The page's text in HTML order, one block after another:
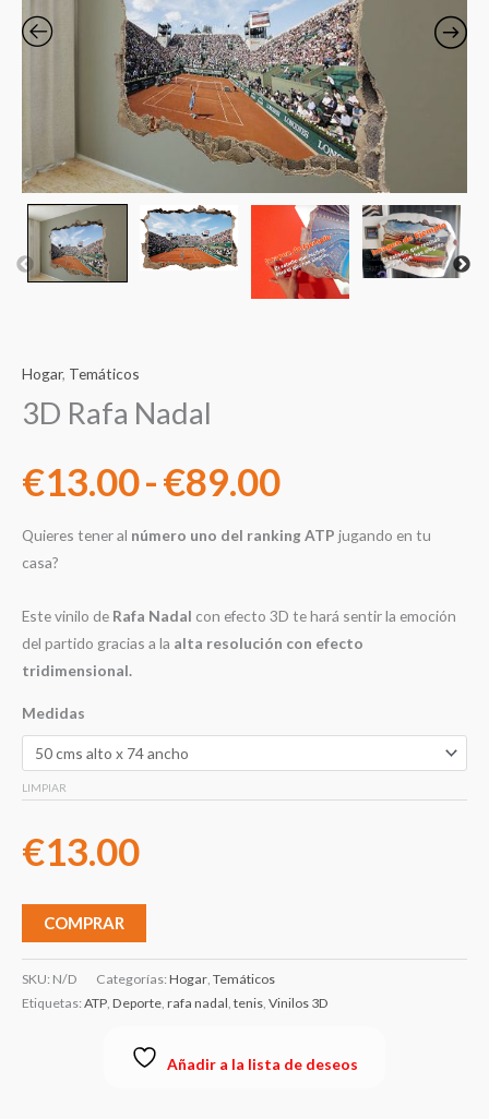
Hogar, Temáticos
3D Rafa Nadal
€13.00-€89.00
precios:
desde
€13.00
hasta
€89.00
Quieres tener al número uno del ranking ATP jugando en tu
casa?
Este vinilo de Rafa Nadal con efecto 3D te hará sentir la emoción
del partido gracias a la alta resolución con efecto
tridimensional.
Medidas
LIMPIAR
€13.00
COMPRAR
SKU: N/D Categorías: Hogar Temáticos
Etiquetas: ATP Deporte rafa nadal tenis Vinilos 3D
Añadir a la lista de deseos